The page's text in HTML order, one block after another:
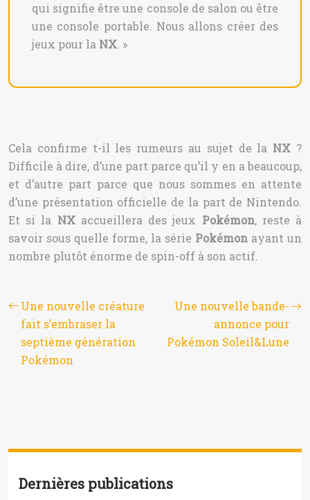
qui signifie être une console de salon ou être
une console portable. Nous allons créer des
jeux pour la NX. »
Cela confirme t-il les rumeurs au sujet de la NX ?
Difficile à dire, d’une part parce qu’il y en a beaucoup,
et d’autre part parce que nous sommes en attente
d’une présentation officielle de la part de Nintendo.
Et si la NXaccueillera des jeux Pokémon, reste à
savoir sous quelle forme, la série Pokémon ayant un
nombre plutôt énorme de spin-off à son actif.
Une nouvelle créature
fait s’embraser la
septième génération
Pokémon
Une nouvelle bande-
annonce pour
Pokémon Soleil&Lune
Dernières publications